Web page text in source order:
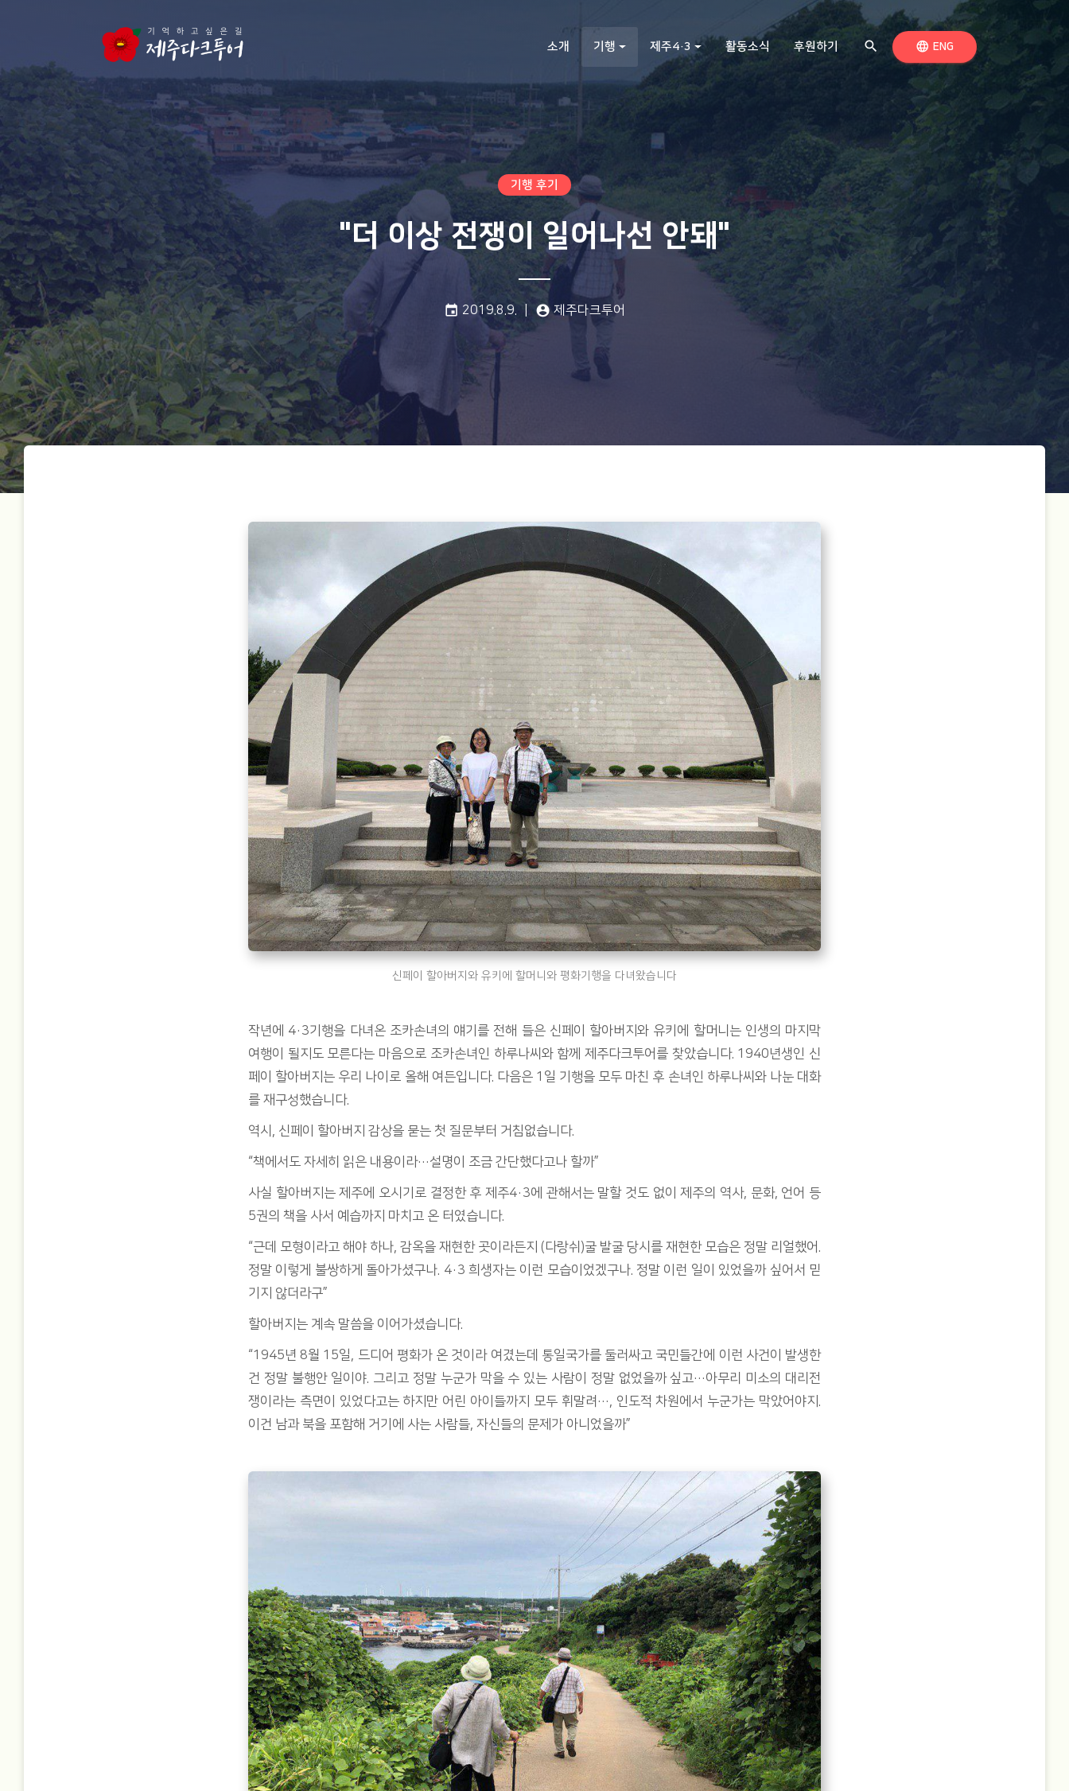
소개 기행 제주4·3 활동소식 후원하기 search 검색하기언어 전환
language ENG
기행 후기
"더 이상 전쟁이 일어나선 안돼"
event 게시일:
2019.8.9. account_circle 글쓴이:
제주다크투어
신페이 할아버지와 유키에 할머니와 평화기행을 다녀왔습니다
작년에 4·3기행을 다녀온 조카손녀의 얘기를 전해 들은 신페이 할아버지와 유키에 할머니는 인생의 마지막
여행이 될지도 모른다는 마음으로 조카손녀인 하루나씨와 함께 제주다크투어를 찾았습니다. 1940년생인 신
페이 할아버지는 우리 나이로 올해 여든입니다. 다음은 1일 기행을 모두 마친 후 손녀인 하루나씨와 나눈 대화
를 재구성했습니다.
역시, 신페이 할아버지 감상을 묻는 첫 질문부터 거침없습니다.
“책에서도 자세히 읽은 내용이라…설명이 조금 간단했다고나 할까”
사실 할아버지는 제주에 오시기로 결정한 후 제주4·3에 관해서는 말할 것도 없이 제주의 역사, 문화, 언어 등
5권의 책을 사서 예습까지 마치고 온 터였습니다.
“근데 모형이라고 해야 하나, 감옥을 재현한 곳이라든지 (다랑쉬)굴 발굴 당시를 재현한 모습은 정말 리얼했어.
정말 이렇게 불쌍하게 돌아가셨구나. 4·3 희생자는 이런 모습이었겠구나. 정말 이런 일이 있었을까 싶어서 믿
기지 않더라구”
할아버지는 계속 말씀을 이어가셨습니다.
“1945년 8월 15일, 드디어 평화가 온 것이라 여겼는데 통일국가를 둘러싸고 국민들간에 이런 사건이 발생한
건 정말 불행안 일이야. 그리고 정말 누군가 막을 수 있는 사람이 정말 없었을까 싶고…아무리 미소의 대리전
쟁이라는 측면이 있었다고는 하지만 어린 아이들까지 모두 휘말려…, 인도적 차원에서 누군가는 막았어야지.
이건 남과 북을 포함해 거기에 사는 사람들, 자신들의 문제가 아니었을까”